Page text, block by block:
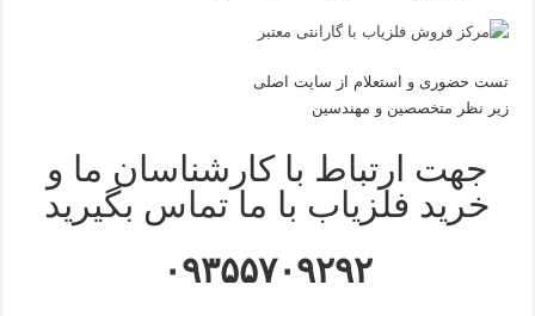
تست حضوری و استعلام از سایت اصلی
زیر نظر متخصصین و مهندسین
جهت ارتباط با کارشناسان ما و
خرید فلزیاب با ما تماس بگیرید
۰۹۳۵۵۷۰۹۲۹۲